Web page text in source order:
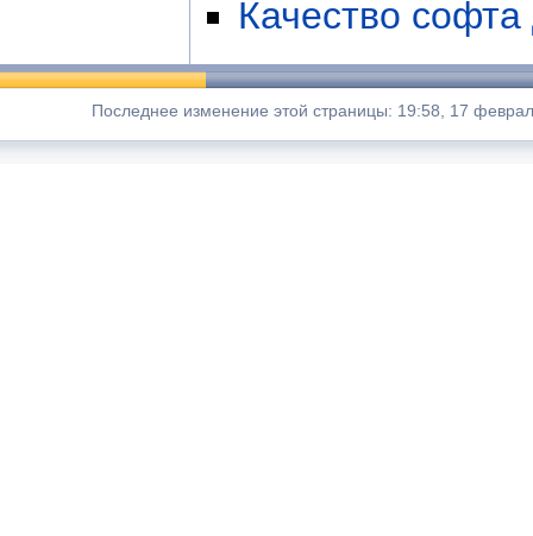
Качество
Последнее изменение этой страницы: 19:58, 17